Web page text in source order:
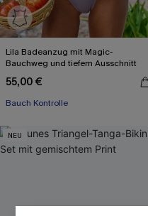
Lila Badeanzug mit Magic-
Bauchweg und tiefem Ausschnitt
55,00 €
Bauch Kontrolle
NEU